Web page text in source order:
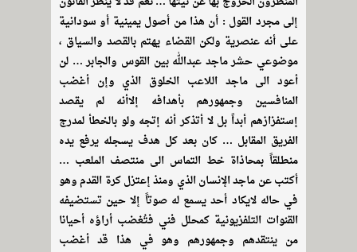
إلى مجرد القول : أن هذا من أصول يمينية أو سودانية
على أنه عنصرية ولكن القضاء يهتم بالقصد والسياق ،
موضوعي حشر ماجد عبدالله بين القوس والجابر … لن
أعود الى ماجد اللاعب الخلوق الذي وإن أغضب
المنافسين وجمهورهم بأهدافه إلاأنه لم يقصد
إستفزازهم أبداً بل لا أتذكر أنه إتجه ولو بالخطأ لمدرج
الفريق المقابل … كان بعد كل هدف يسجله يرفع يده
منطلقاً بمحاذاة خط التماس الى منتصف الملعب …
أكتب عن ماجد الإنسان الذي ومنذ إعتزل كرة القدم وهو
في حاله لايكاد أحد يسمع له صوتاً إلا حين تستضيفه
القنوات التلفزيونية كمحلل فني فتُغضب أراؤه أحيانا
من ينتقدهم وجمهورهم وهو في هذا قد أغضب